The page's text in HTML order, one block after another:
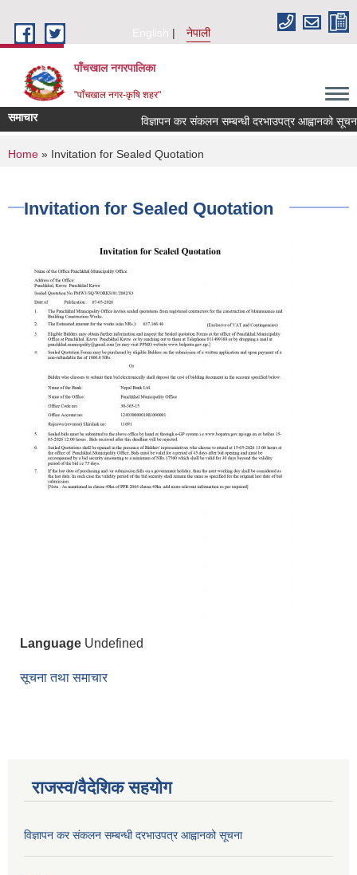
English
नेपाली
पाँचखाल नगरपालिका
"पाँचखाल नगर-कृषि शहर"
समाचार विज्ञापन कर संकलन सम्बन्धी दरभाउपत्र आह्वानको सूचना
You are here
Home » Invitation for Sealed Quotation
Invitation for Sealed Quotation
Language Undefined
सूचना तथा समाचार
राजस्व/वैदेशिक सहयोग
विज्ञापन कर संकलन सम्बन्धी दरभाउपत्र आह्वानको सूचना